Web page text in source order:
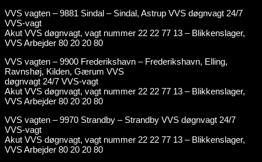
VVS vagten – 9881 Sindal – Sindal, Astrup VVS døgnvagt 24/7
VVS-vagt
Akut VVS døgnvagt, vagt nummer 22 22 77 13 – Blikkenslager,
VVS Arbejder 80 20 20 80
VVS vagten – 9900 Frederikshavn – Frederikshavn, Elling,
Ravnshøj, Kilden, Gærum VVS
døgnvagt 24/7 VVS-vagt
Akut VVS døgnvagt, vagt nummer 22 22 77 13 – Blikkenslager,
VVS Arbejder 80 20 20 80
VVS vagten – 9970 Strandby – Strandby VVS døgnvagt 24/7
VVS-vagt
Akut VVS døgnvagt, vagt nummer 22 22 77 13 – Blikkenslager,
VVS Arbejder 80 20 20 80